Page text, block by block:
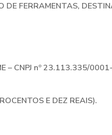
DE FERRAMENTAS,
– CNPJ nº 23.113.335/
E DEZ REAIS).